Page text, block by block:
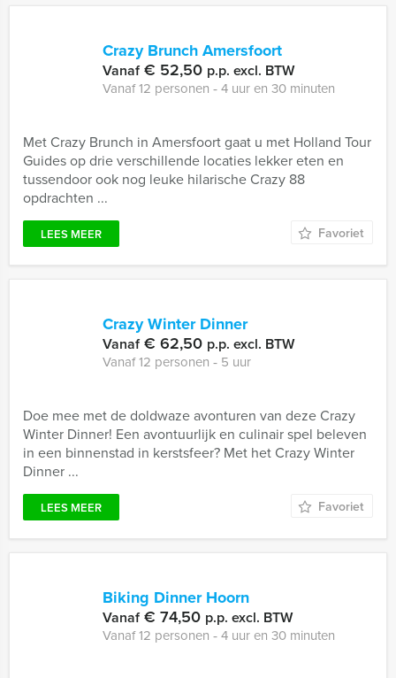
Crazy Brunch Amersfoort
Vanaf€ 52,50 p.p. excl. BTW
Vanaf 12 personen ‐ 4 uur en 30 minuten
Met Crazy Brunch in Amersfoort gaat u met Holland Tour
Guides op drie verschillende locaties lekker eten en
tussendoor ook nog leuke hilarische Crazy 88
opdrachten ...
LEES MEER Favoriet
Crazy Winter Dinner
Vanaf€ 62,50 p.p. excl. BTW
Vanaf 12 personen ‐ 5 uur
Doe mee met de doldwaze avonturen van deze Crazy
Winter Dinner! Een avontuurlijk en culinair spel beleven
in een binnenstad in kerstsfeer? Met het Crazy Winter
Dinner ...
LEES MEER Favoriet
Biking Dinner Hoorn
Vanaf€ 74,50 p.p. excl. BTW
Vanaf 12 personen ‐ 4 uur en 30 minuten